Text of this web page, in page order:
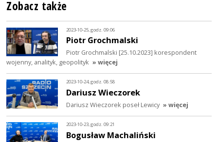
Zobacz także
2023-10-25, godz. 09:06
Piotr Grochmalski
Piotr Grochmalski [25.10.2023] korespondent
wojenny, analityk, geopolityk » więcej
2023-10-24, godz. 08:58
Dariusz Wieczorek
Dariusz Wieczorek poseł Lewicy » więcej
2023-10-23, godz. 09:21
Bogusław Machaliński